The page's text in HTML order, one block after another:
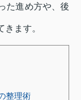
た進め方や、後
ます。
整理術